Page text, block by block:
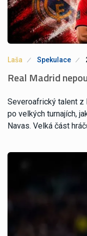
Laša Spekulace
Real Madrid
Severoafrický talent
po velkých turnajích,
Navas. Velká část